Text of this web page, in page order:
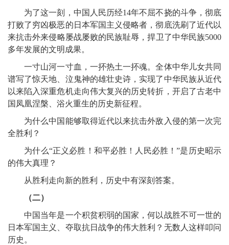
为了这一刻，中国人民历经14年不屈不挠的斗争，彻底
打败了穷凶极恶的日本军国主义侵略者，彻底洗刷了近代以
来抗击外来侵略屡战屡败的民族耻辱，捍卫了中华民族5000
多年发展的文明成果。
一寸山河一寸血，一抔热土一抔魂。全体中华儿女共同
谱写了惊天地、泣鬼神的雄壮史诗，实现了中华民族从近代
以来陷入深重危机走向伟大复兴的历史转折，开启了古老中
国凤凰涅槃、浴火重生的历史新征程。
为什么中国能够取得近代以来抗击外敌入侵的第一次完
全胜利？
为什么“正义必胜！和平必胜！人民必胜！”是历史昭示
的伟大真理？
从胜利走向新的胜利，历史中有深刻答案。
（二）
中国当年是一个积贫积弱的国家，何以战胜不可一世的
日本军国主义、夺取抗日战争的伟大胜利？无数人这样叩问
历史。